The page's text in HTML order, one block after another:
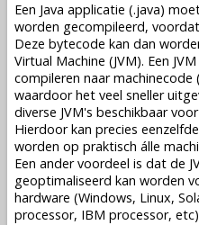
Een Java applicatie (.java)
worden gecompileerd,
Deze bytecode kan dan
Virtual Machine (JVM). Een
compileren naar machinecode
waardoor het veel sneller
diverse JVM's beschikbaar
Hierdoor kan precies
worden op praktisch álle
Een ander voordeel is dat de
geoptimaliseerd kan worden
hardware (Windows, Linux,
processor, IBM processor,